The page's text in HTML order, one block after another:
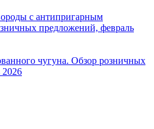
с антипригарным
предложений, февраль
чугуна. Обзор розничных
2026